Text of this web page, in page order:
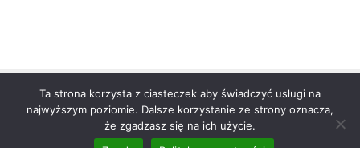
Polityka Prywatności |Regulamin
Ta strona korzysta z ciasteczek aby świadczyć usługi na
najwyższym poziomie. Dalsze korzystanie ze strony oznacza,
że zgadzasz się na ich użycie.